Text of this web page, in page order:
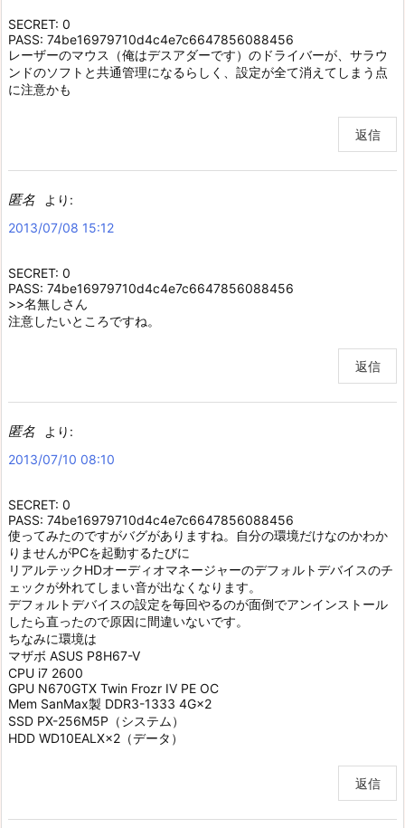
SECRET: 0
PASS: 74be16979710d4c4e7c6647856088456
レーザーのマウス（俺はデスアダーです）のドライバーが、サラウ
ンドのソフトと共通管理になるらしく、設定が全て消えてしまう点
に注意かも
返信
匿名
より:
2013/07/08 15:12
SECRET: 0
PASS: 74be16979710d4c4e7c6647856088456
>>名無しさん
注意したいところですね。
返信
匿名
より:
2013/07/10 08:10
SECRET: 0
PASS: 74be16979710d4c4e7c6647856088456
使ってみたのですがバグがありますね。自分の環境だけなのかわか
りませんがPCを起動するたびに
リアルテックHDオーディオマネージャーのデフォルトデバイスのチ
ェックが外れてしまい音が出なくなります。
デフォルトデバイスの設定を毎回やるのが面倒でアンインストール
したら直ったので原因に間違いないです。
ちなみに環境は
マザボ ASUS P8H67-V
CPU i7 2600
GPU N670GTX Twin Frozr IV PE OC
Mem SanMax製 DDR3-1333 4G×2
SSD PX-256M5P（システム）
HDD WD10EALX×2（データ）
返信